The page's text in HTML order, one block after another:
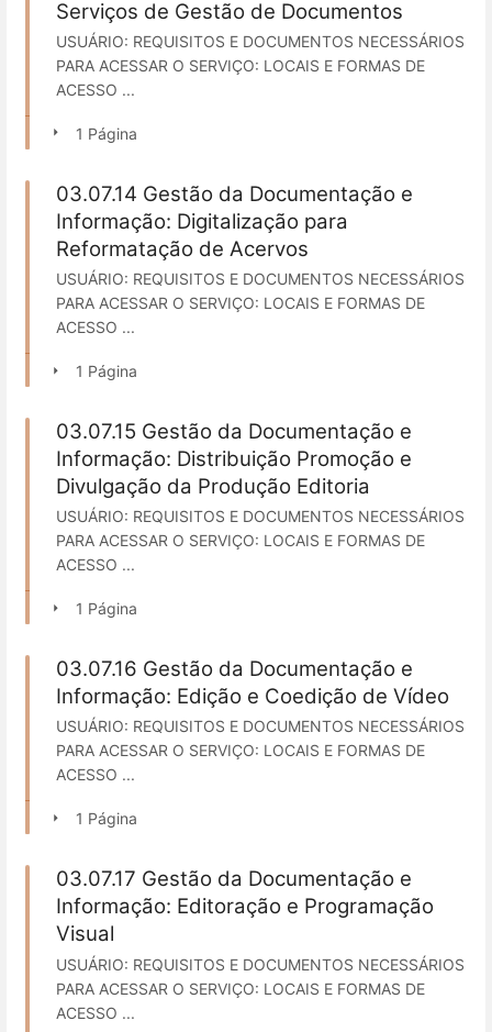
Serviços de Gestão de Documentos
USUÁRIO: REQUISITOS E DOCUMENTOS NECESSÁRIOS
PARA ACESSAR O SERVIÇO: LOCAIS E FORMAS DE
ACESSO ...
1 Página
03.07.14 Gestão da Documentação e
Informação: Digitalização para
Reformatação de Acervos
USUÁRIO: REQUISITOS E DOCUMENTOS NECESSÁRIOS
PARA ACESSAR O SERVIÇO: LOCAIS E FORMAS DE
ACESSO ...
1 Página
03.07.15 Gestão da Documentação e
Informação: Distribuição Promoção e
Divulgação da Produção Editoria
USUÁRIO: REQUISITOS E DOCUMENTOS NECESSÁRIOS
PARA ACESSAR O SERVIÇO: LOCAIS E FORMAS DE
ACESSO ...
1 Página
03.07.16 Gestão da Documentação e
Informação: Edição e Coedição de Vídeo
USUÁRIO: REQUISITOS E DOCUMENTOS NECESSÁRIOS
PARA ACESSAR O SERVIÇO: LOCAIS E FORMAS DE
ACESSO ...
1 Página
03.07.17 Gestão da Documentação e
Informação: Editoração e Programação
Visual
USUÁRIO: REQUISITOS E DOCUMENTOS NECESSÁRIOS
PARA ACESSAR O SERVIÇO: LOCAIS E FORMAS DE
ACESSO ...